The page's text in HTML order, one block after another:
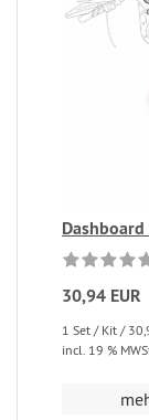
30,94 EUR
1 Set / Kit /
incl. 19 %